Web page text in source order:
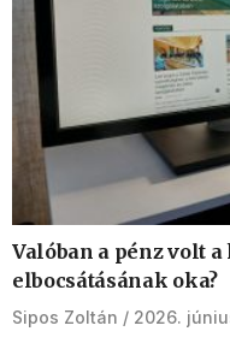
Valóban a pénz volt
elbocsátásának oka?
Sipos Zoltán 2026.